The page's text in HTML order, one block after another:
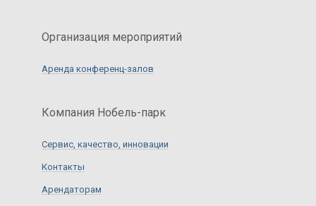
Организация мероприятий
Аренда конференц-залов
Компания Нобель-парк
Сервис, качество, инновации
Контакты
Арендаторам